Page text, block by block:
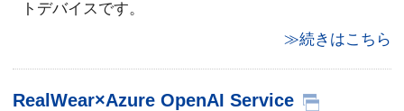
トデバイスです。
≫続きはこちら
RealWear×Azure OpenAI Service